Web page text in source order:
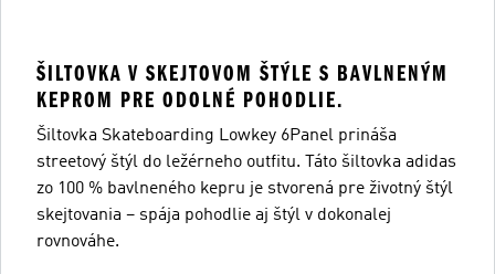
ŠILTOVKA V SKEJTOVOM ŠTÝLE S BAVLNENÝM
KEPROM PRE ODOLNÉ POHODLIE.
Šiltovka Skateboarding Lowkey 6Panel prináša
streetový štýl do ležérneho outfitu. Táto šiltovka adidas
zo 100 % bavlneného kepru je stvorená pre životný štýl
skejtovania – spája pohodlie aj štýl v dokonalej
rovnováhe.